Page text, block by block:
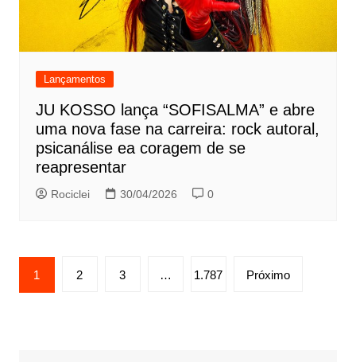
Lançamentos
JU KOSSO lança “SOFISALMA” e abre
uma nova fase na carreira: rock autoral,
psicanálise ea coragem de se
reapresentar
Rociclei 30/04/2026 0
Paginação
de
1 2 3 … 1.787 Próximo